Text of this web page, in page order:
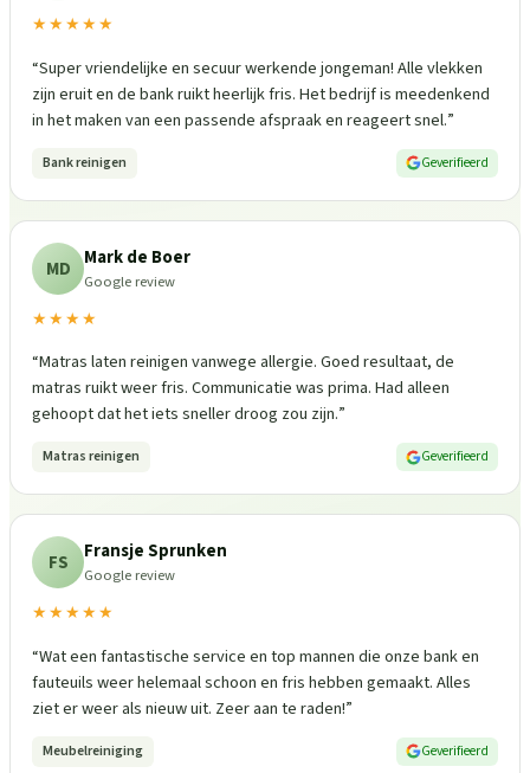
★★★★★
“Super vriendelijke en secuur werkende jongeman! Alle vlekken
zijn eruit en de bank ruikt heerlijk fris. Het bedrijf is meedenkend
in het maken van een passende afspraak en reageert snel.”
Bank reinigen Geverifieerd
MD Mark de Boer
Google review
★★★★
“Matras laten reinigen vanwege allergie. Goed resultaat, de
matras ruikt weer fris. Communicatie was prima. Had alleen
gehoopt dat het iets sneller droog zou zijn.”
Matras reinigen Geverifieerd
FS Fransje Sprunken
Google review
★★★★★
“Wat een fantastische service en top mannen die onze bank en
fauteuils weer helemaal schoon en fris hebben gemaakt. Alles
ziet er weer als nieuw uit. Zeer aan te raden!”
Meubelreiniging Geverifieerd